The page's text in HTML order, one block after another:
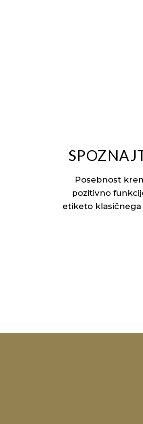
Posebnost
pozitivno
etiketo klasičnega